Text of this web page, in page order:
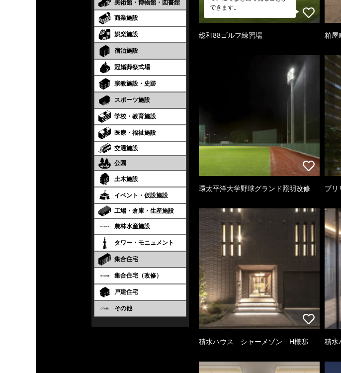
美術館・博物館・図書館
商業施設
娯楽施設
宿泊施設
冠婚葬祭式場
宗教施設・史跡
スポーツ施設
学校・教育施設
医療・福祉施設
交通施設
公園
土木施設
イベント・仮設施設
工場・倉庫・生産施設
農林水産施設
タワー・モニュメント
集合住宅
集合住宅（改修）
戸建住宅
その他
できます。
総和88ゴルフ練習場 粕屋
環太平洋大学野球グランド照明改修 ブリ
積水ハウス シャーメゾン H様邸 積